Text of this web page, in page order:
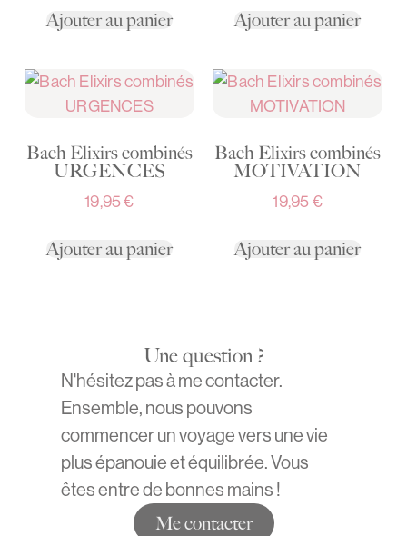
Ajouter au panier Ajouter au panier
Bach Elixirs combinés
URGENCES
19,95€
Ajouter au panier
Bach Elixirs combinés
MOTIVATION
19,95€
Ajouter au panier
Une question ?
N'hésitez pas à me contacter.
Ensemble, nous pouvons
commencer un voyage vers une vie
plus épanouie et équilibrée. Vous
êtes entre de bonnes mains !
Me contacter